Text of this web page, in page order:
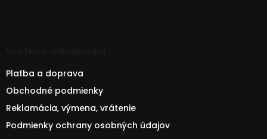
Platba a doprava
Obchodné podmienky
Reklamácia, výmena, vrátenie
Podmienky ochrany osobných údajov